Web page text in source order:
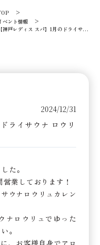
ベント情報
【神戸レディス スパ】1月のドライサウ
2024/12/31
ライサウナ ロウリ
た。
業しております！
ウナロウリュカレン
ナロウリュでゆった
。
、お客様自身でアロ